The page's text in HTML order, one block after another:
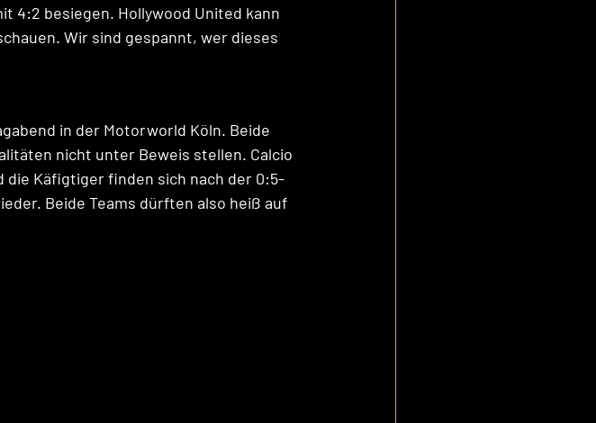
4:2 besiegen. Hollywood United kann
Wir sind gespannt, wer dieses
in der Motorworld Köln. Beide
nicht unter Beweis stellen. Calcio
die Käfigtiger finden sich nach der 0:5-
Beide Teams dürften also heiß auf